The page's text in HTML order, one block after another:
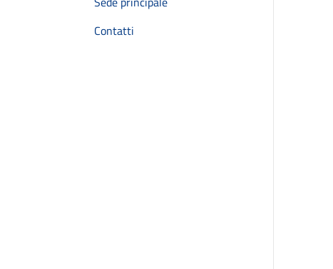
Contatti